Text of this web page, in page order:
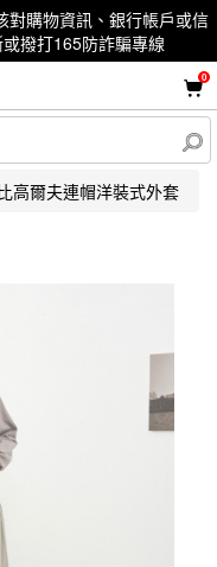
對購物資訊、銀行帳戶或信
撥打165防詐騙專線
0
高爾夫連帽洋裝式外套